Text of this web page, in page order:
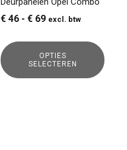
€ 46 - € 69Prijsklasse:
€ 69
excl. btw
OPTIES
SELECTEREN
worden
de
productpagina